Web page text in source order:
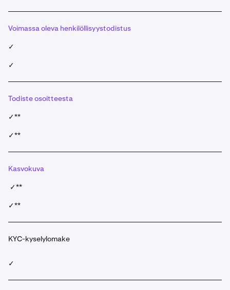
Voimassa oleva henkilöllisyystodistus
✓
✓
Todiste osoitteesta
✓**
✓**
Kasvokuva
✓**
✓**
KYC-kyselylomake
✓